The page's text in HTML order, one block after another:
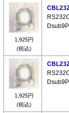
1,925円
(税込)
1,925円
(税込)